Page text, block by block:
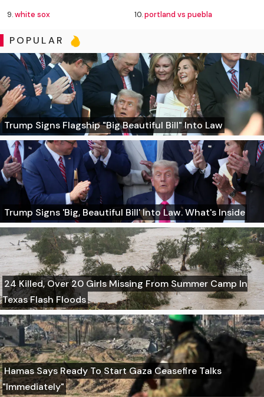
9.white sox 10.portland vs puebla
POPULAR
Trump Signs Flagship "Big Beautiful Bill" Into Law
Trump Signs 'Big, Beautiful Bill' Into Law. What's Inside
24 Killed, Over 20 Girls Missing From Summer Camp In
Texas Flash Floods
Hamas Says Ready To Start Gaza Ceasefire Talks
"Immediately"